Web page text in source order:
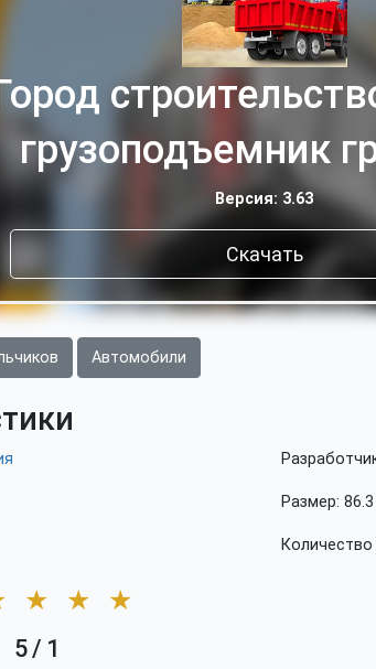
грузоподъемник
Версия: 3.63
Скачать
Автомобили
Размер:
Количество
★ ★ ★
5/ 1